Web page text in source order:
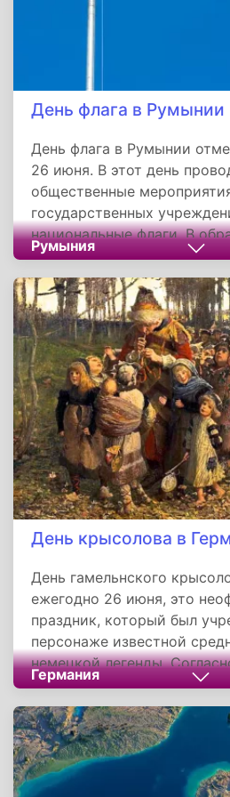
День флага в Румынии
День флага в Румынии
26 июня. В этот день
общественные
государственных
национальные флаги. В
заведениях проводятся
и мероприятия.
Румыния
День крысолова в
День гамельнского
ежегодно 26 июня, это
праздник, который был
персонаже известной
немецкой легенды.
Гамельн однажды
От грызунов не удавалось
никакими способами, и
пообещал награду
избавить город от
Германия